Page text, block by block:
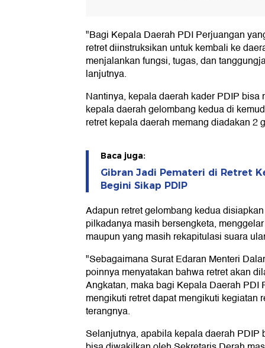
"Bagi Kepala Daerah PDI Perjuangan
retret diinstruksikan untuk kembali ke
menjalankan fungsi, tugas, dan
lanjutnya.
Nantinya, kepala daerah kader PDIP bisa
kepala daerah gelombang kedua di
retret kepala daerah memang diadakan 2
Baca juga:
Gibran Jadi Pemateri di Retret
Begini Sikap PDIP
Adapun retret gelombang kedua
pilkadanya masih bersengketa,
maupun yang masih rekapitulasi suara
"Sebagaimana Surat Edaran Menteri
poinnya menyatakan bahwa retret akan
Angkatan, maka bagi Kepala Daerah PDI
mengikuti retret dapat mengikuti kegiatan
terangnya.
Selanjutnya, apabila kepala daerah PDIP